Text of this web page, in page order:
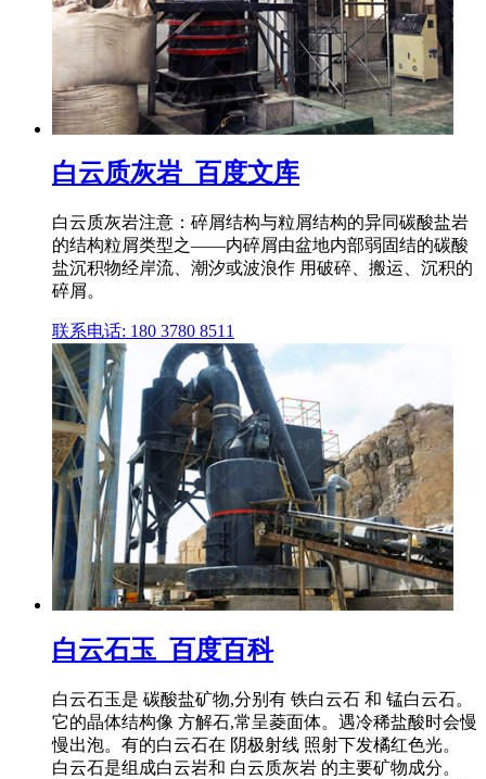
白云质灰岩_百度文库
白云质灰岩注意：碎屑结构与粒屑结构的异同碳酸盐岩
的结构粒屑类型之——内碎屑由盆地内部弱固结的碳酸
盐沉积物经岸流、潮汐或波浪作 用破碎、搬运、沉积的
碎屑。
联系电话: 180 3780 8511
白云石玉_百度百科
白云石玉是 碳酸盐矿物,分别有 铁白云石 和 锰白云石。
它的晶体结构像 方解石,常呈菱面体。遇冷稀盐酸时会慢
慢出泡。有的白云石在 阴极射线 照射下发橘红色光。
白云石是组成白云岩和 白云质灰岩 的主要矿物成分。